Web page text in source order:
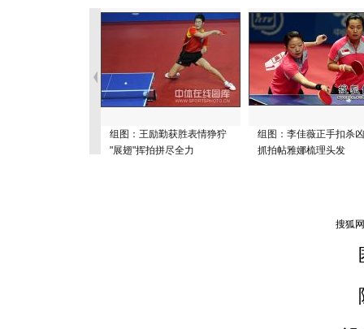
组图：王励勤获胜表情狰狞
"展翅"挥拍拼尽全力
组图：李佳薇正手扣杀
抓拍帖雅娜梳理头发